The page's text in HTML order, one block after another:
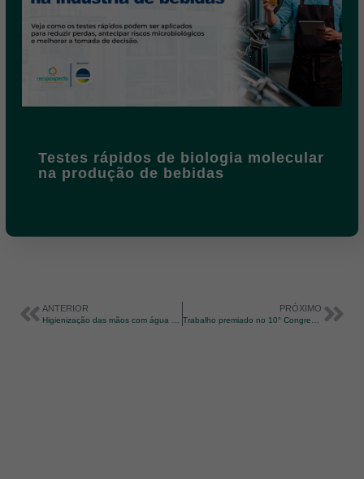
Testes rápidos de biologia molecular
na produção de bebidas
ANTERIOR
Higienização das mãos com água e sabão
PRÓXIMO
Trabalho premiado no 10° Congresso Paulista de Infectologia